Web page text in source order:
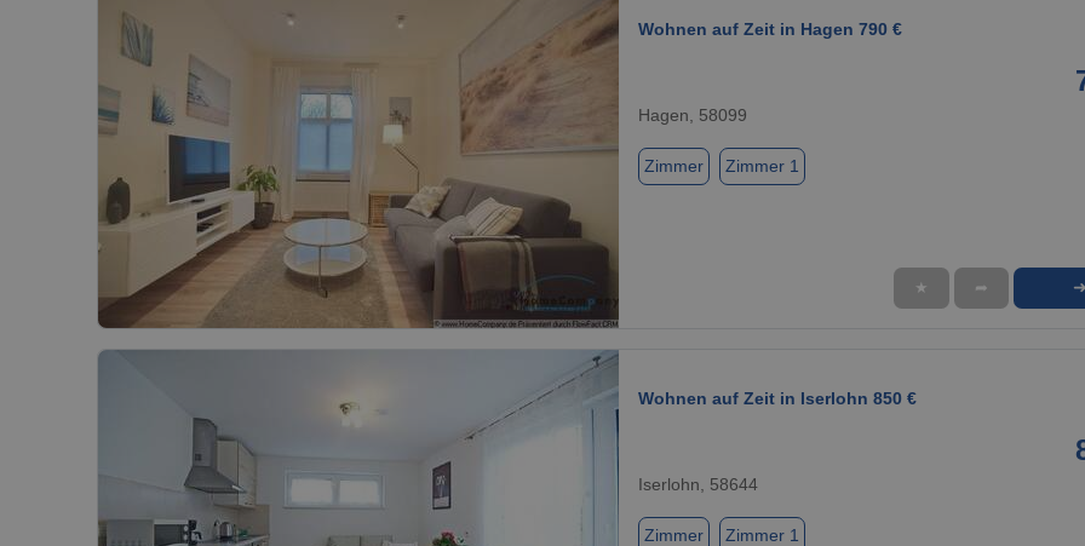
1 / 1
Wohnen auf Zeit in Hagen 790 €
Hagen, 58099
Zimmer Zimmer 1
★ ➦ ➜
Wohnen auf Zeit in Iserlohn 850 €
Iserlohn, 58644
Zimmer Zimmer 1